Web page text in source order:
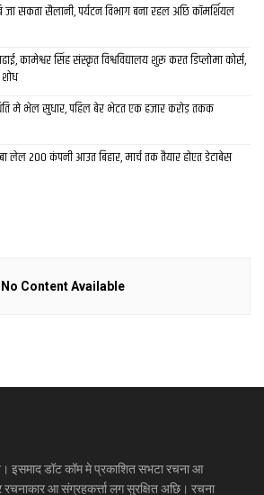
सकता सैलानी, पर्यटन विभाग बना रहल अछि कॉमर्शियल
कामेश्वर सिंह संस्कृत विश्वविद्यालय शुरू करत डिप्लोमा कोर्स,
मे भेल सुधार, पहिल बेर भेटत एक हजार करोड़ तकक
लेल 200 कंपनी आउत बिहार, मार्च तक तैयार होएत डेटाबेस
No Content Available
इसमाद डॉट कॉम मे प्रकाशित सभटा रचना आ
रचनाकार आ संग्रहकर्त्ता लग सुरक्षित अछि। रचना